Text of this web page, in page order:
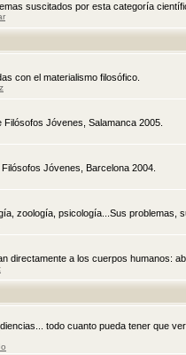
suscitados por esta categoría
con el materialismo filosófico.
Jóvenes, Salamanca 2005.
Jóvenes, Barcelona 2004.
zoología, psicología...Sus problemas,
directamente a los cuerpos humanos:
todo cuanto pueda tener que